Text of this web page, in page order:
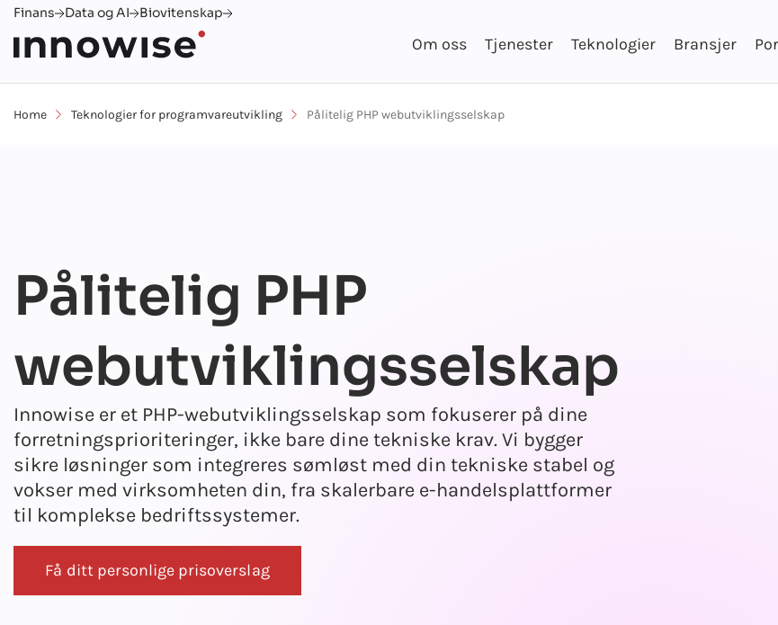
Finans Data og AI Biovitenskap
Om oss Tjenester Teknologier Bransjer
Home Teknologier for programvareutvikling Pålitelig PHP webutviklingsselskap
Pålitelig PHP
webutviklingsselskap
Innowise er et PHP-webutviklingsselskap som fokuserer på dine
forretningsprioriteringer, ikke bare dine tekniske krav. Vi bygger
sikre løsninger som integreres sømløst med din tekniske stabel og
vokser med virksomheten din, fra skalerbare e-handelsplattformer
til komplekse bedriftssystemer.
Få ditt personlige prisoverslag